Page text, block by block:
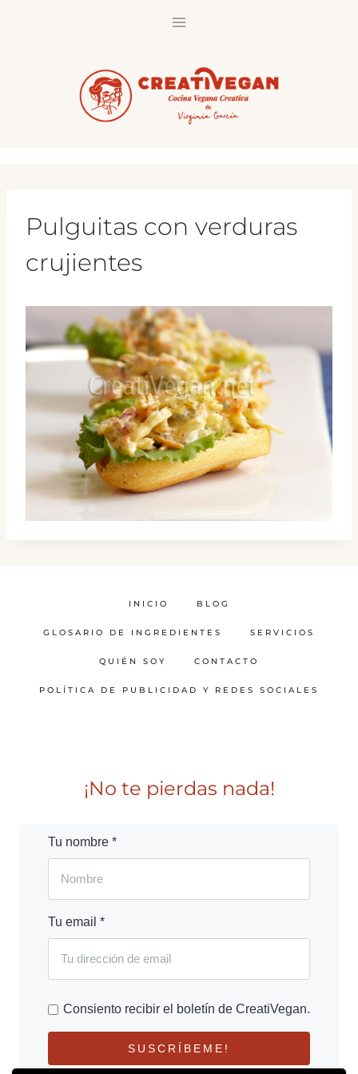
Pulguitas con verduras
crujientes
INICIO BLOG
GLOSARIO DE INGREDIENTES SERVICIOS
QUIÉN SOY CONTACTO
POLÍTICA DE PUBLICIDAD Y REDES SOCIALES
¡No te pierdas nada!
Tu nombre *
Tu email *
Consiento recibir el boletín de CreatiVegan.
SUSCRÍBEME!